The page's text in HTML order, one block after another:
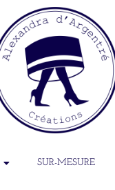
SUR-MESURE